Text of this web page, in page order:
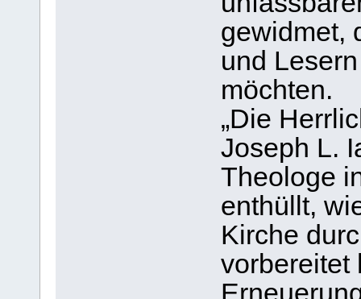
gewidmet,
und
möchten.
„Die
Joseph L.
Theologe
enthüllt,
Kirche
vorbereitet